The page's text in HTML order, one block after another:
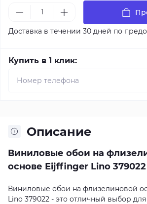
Доставка в течении 30 дней по
Купить в 1 клик:
Описание
Виниловые обои на
основе Eijffinger Lino 379022
Виниловые обои на флизелиновой
Lino 379022 - это отличный выбор для